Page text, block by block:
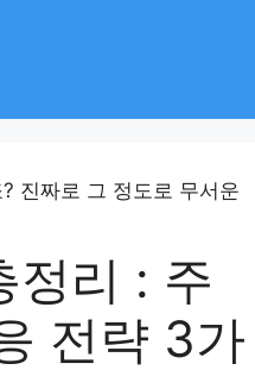
정리 : 주
전략 3가